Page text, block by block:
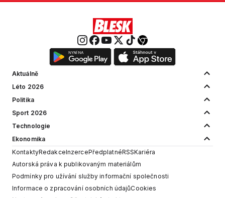
Aktuálně
Léto 2026
Politika
Sport 2026
Technologie
Ekonomika
KontaktyRedakceInzercePředplatnéRSSKariéra
Autorská práva k publikovaným materiálům
Podmínky pro užívání služby informační společnosti
Informace o zpracování osobních údajůCookies